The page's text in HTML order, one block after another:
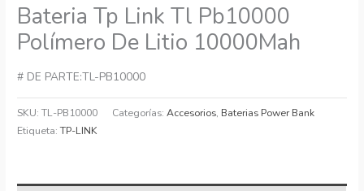
Bateria Tp Link Tl Pb10000
Polímero De Litio 10000Mah
# DE PARTE:TL-PB10000
SKU:TL-PB10000 Categorías:Accesorios, Baterias Power Bank
Etiqueta:TP-LINK